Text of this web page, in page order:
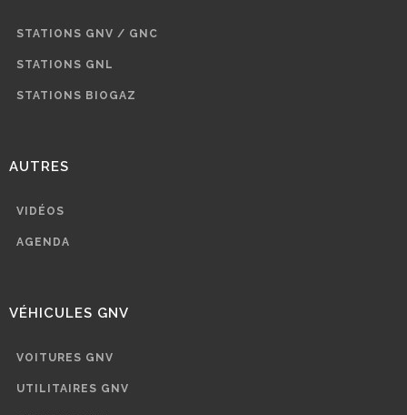
STATIONS GNV / GNC
STATIONS GNL
STATIONS BIOGAZ
AUTRES
VIDÉOS
AGENDA
VÉHICULES GNV
VOITURES GNV
UTILITAIRES GNV